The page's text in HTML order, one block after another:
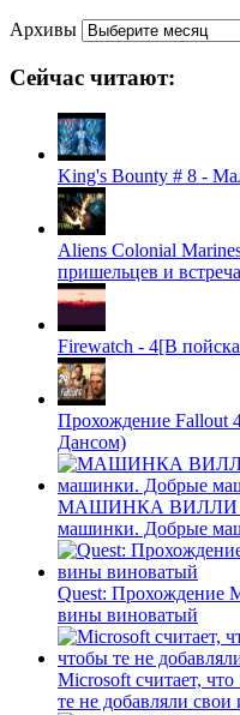
Архивы
Сейчас читают:
King's Bounty # 8 -
Aliens Colonial
пришельцев и
Firewatch - 4[В
Прохождение Fallout
Дансом)
МАШИНКА ВИЛЛИ
машинки. Добрые
Quest: Прохождение
вины виноватый
Microsoft считает,
те не добавляли свои